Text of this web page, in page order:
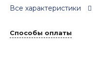
Все характеристики
Способы оплаты